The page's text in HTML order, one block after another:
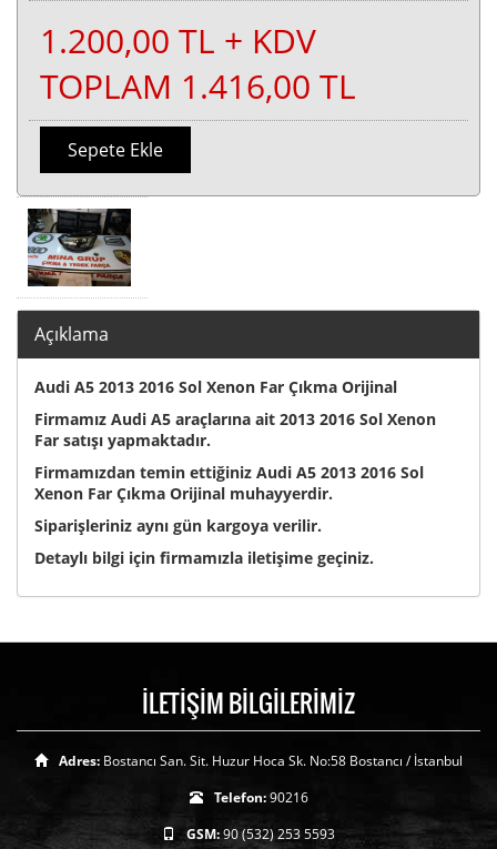
1.200,00 TL + KDV
TOPLAM 1.416,00 TL
Sepete Ekle
Açıklama
Audi A5 2013 2016 Sol Xenon Far Çıkma Orijinal
Firmamız Audi A5 araçlarına ait 2013 2016 Sol Xenon
Far satışı yapmaktadır.
Firmamızdan temin ettiğiniz Audi A5 2013 2016 Sol
Xenon Far Çıkma Orijinal muhayyerdir.
Siparişleriniz aynı gün kargoya verilir.
Detaylı bilgi için firmamızla iletişime geçiniz.
İLETİŞİM BİLGİLERİMİZ
Adres: Bostancı San. Sit. Huzur Hoca Sk. No:58 Bostancı / İstanbul
Telefon:90216
GSM:90 (532) 253 5593